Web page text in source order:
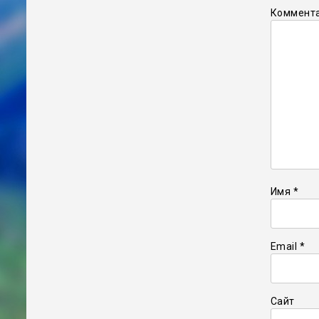
Имя *
Email *
Сайт